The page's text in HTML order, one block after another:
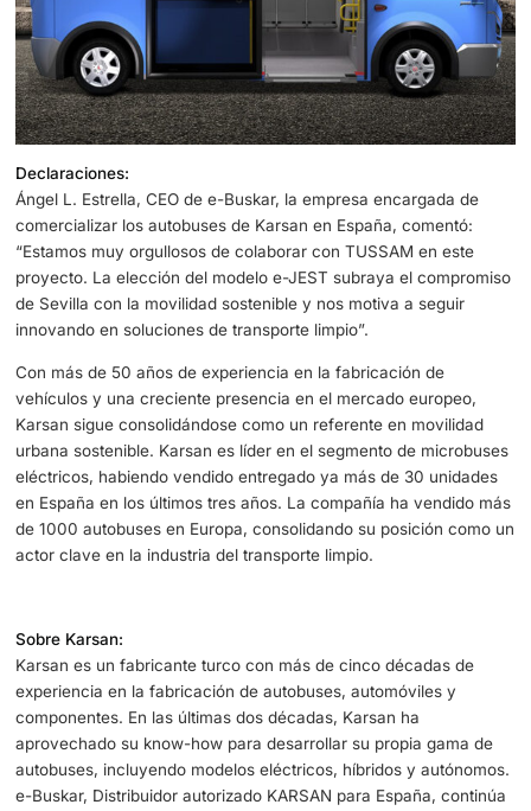
optimiza su rendimiento y disponibilidad.
Declaraciones:
Ángel L. Estrella, CEO de e-Buskar, la empresa
comercializar los autobuses de Karsan en España,
“Estamos muy orgullosos de colaborar con TUSSAM en
innovando en soluciones de transporte limpio”.
Con más de 50 años de experiencia en la fabricación de
vehículos y una creciente presencia en el mercado
Karsan sigue consolidándose como un referente en
urbana sostenible. Karsan es líder en el segmento de